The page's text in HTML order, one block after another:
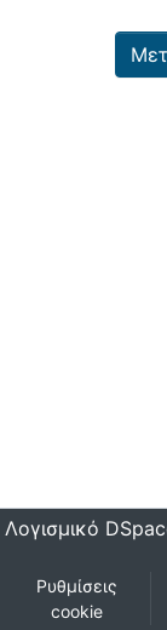
Λογισμικό
Ρυθμίσεις
cookie